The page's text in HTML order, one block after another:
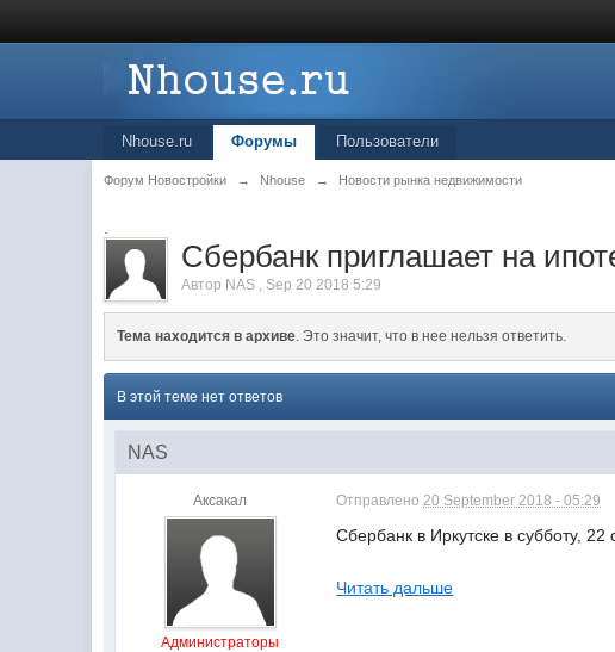
Nhouse.ru Форумы Пользователи
Форум Новостройки → Nhouse → Новости рынка недвижимости
.
Сбербанк приглашает на
Автор NAS , Sep 20 2018 5:29
Тема находится в архиве. Это значит, что в нее нельзя ответить.
В этой теме нет ответов
NAS
Аксакал
Администраторы
Отправлено20 September 2018 - 05:29
Сбербанк в Иркутске в субботу,
Читать дальше